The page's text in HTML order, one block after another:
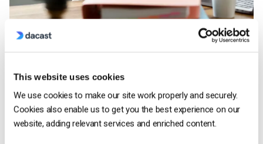
This website uses cookies
We use cookies to make our site work properly and securely.
Cookies also enable us to get you the best experience on our
website, adding relevant services and enriched content.
Il Server-Side Ad Insertion SSAI offre diversi vantaggi.
l’inserimento di annunci sul lato server è la scelta migliore.
Oltre ad aggirare alcuni blocchi degli annunci, l’inserimento di
annunci lato server può ridurre i problemi di buffering e